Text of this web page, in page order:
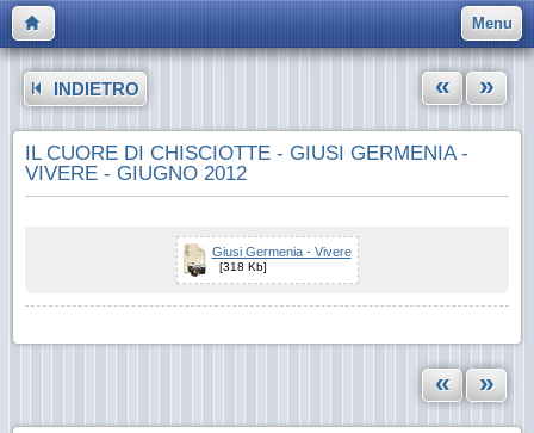
Menu
INDIETRO « »
IL CUORE DI CHISCIOTTE - GIUSI GERMENIA -
VIVERE - GIUGNO 2012
Giusi Germenia - Vivere
[318 Kb]
« »